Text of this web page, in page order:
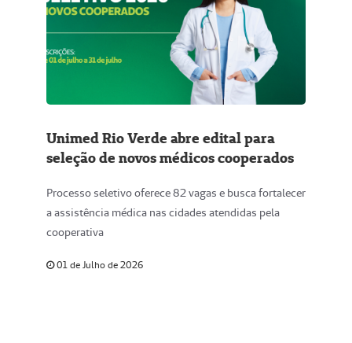
Unimed Rio Verde abre edital para
seleção de novos médicos cooperados
Processo seletivo oferece 82 vagas e busca fortalecer
a assistência médica nas cidades atendidas pela
cooperativa
01 de Julho de 2026